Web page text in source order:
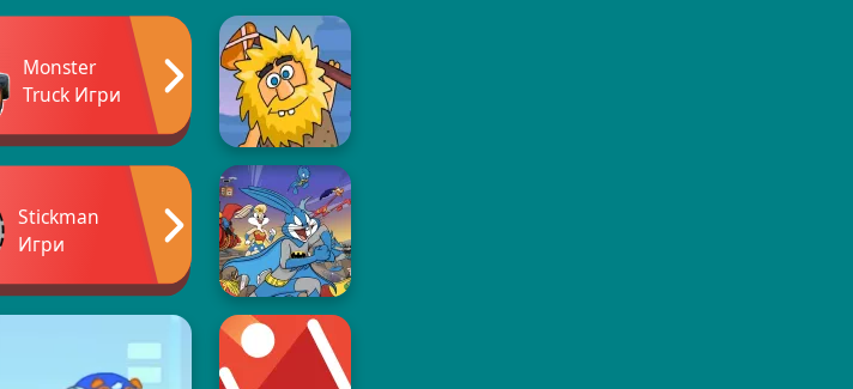
Monster
Truck Игри
Stickman
Игри